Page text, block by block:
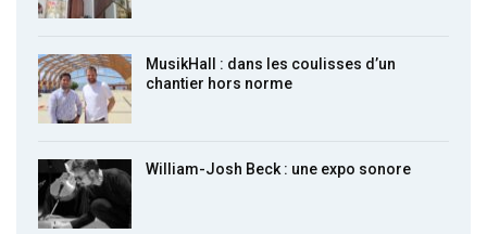
MusikHall : dans les coulisses d’un
chantier hors norme
William-Josh Beck : une expo sonore